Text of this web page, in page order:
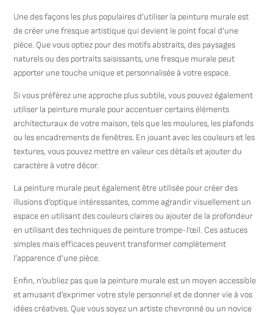
Une des façons les plus populaires d’utiliser la peinture murale est
de créer une fresque artistique qui devient le point focal d’une
pièce. Que vous optiez pour des motifs abstraits, des paysages
naturels ou des portraits saisissants, une fresque murale peut
apporter une touche unique et personnalisée à votre espace.
Si vous préférez une approche plus subtile, vous pouvez également
utiliser la peinture murale pour accentuer certains éléments
architecturaux de votre maison, tels que les moulures, les plafonds
ou les encadrements de fenêtres. En jouant avec les couleurs et les
textures, vous pouvez mettre en valeur ces détails et ajouter du
caractère à votre décor.
La peinture murale peut également être utilisée pour créer des
illusions d’optique intéressantes, comme agrandir visuellement un
espace en utilisant des couleurs claires ou ajouter de la profondeur
en utilisant des techniques de peinture trompe-l’œil. Ces astuces
simples mais efficaces peuvent transformer complètement
l’apparence d’une pièce.
Enfin, n’oubliez pas que la peinture murale est un moyen accessible
et amusant d’exprimer votre style personnel et de donner vie à vos
idées créatives. Que vous soyez un artiste chevronné ou un novice